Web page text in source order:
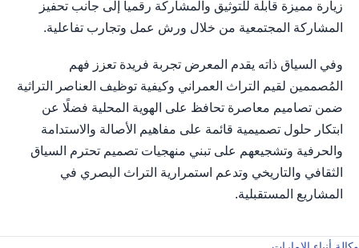
زيارة مميزة قابلة للتوثيق والمشاركة رقمياً إلى جانب تحفيز
المشاركة المجتمعية من خلال ورش عمل وتجارب تفاعلية.
وفي السياق ذاته يقدم المعرض تجربة فريدة تعزز فهم
المُصممين لقيم التراث العمراني وكيفية توظيف العناصر التراثية
ضمن تصاميم معاصرة تحافظ على الهوية المحلية فضلًا عن
ابتكار حلول تصميمية قائمة على مفاهيم الأصالة والاستدامة
والحرفية وتشجيعهم على تبني منهجيات تصميم تحترم السياق
الثقافي والتاريخي وتدعم استمرارية التراث البصري في
المشاريع المستقبلية.